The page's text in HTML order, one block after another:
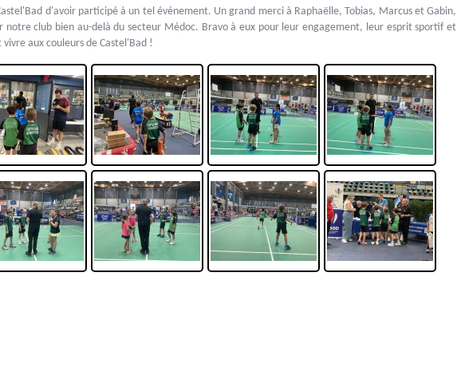
d'avoir participé à un tel événement. Un grand merci à Raphaëlle, Tobias, Marcus et Gabin,
club bien au-delà du secteur Médoc. Bravo à eux pour leur engagement, leur esprit sportif et
aux couleurs de Castel'Bad !